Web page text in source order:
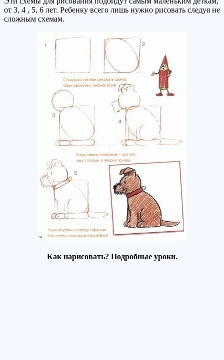
от 3, 4 , 5, 6 лет. Ребенку всего лишь нужно рисовать следуя не
сложным схемам.
Как нарисовать? Подробные уроки.